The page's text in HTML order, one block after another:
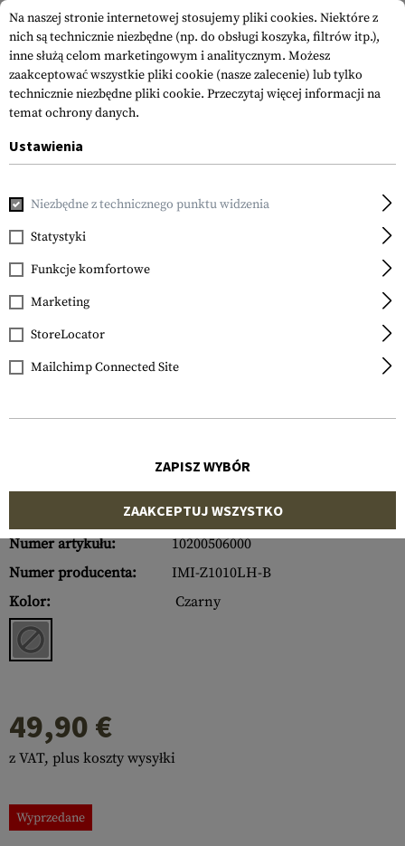
IMI Defense
Roto Paddle Holster for
Glock 17 Left Side
Numer artykułu:
10200506000
Numer producenta:
IMI-Z1010LH-B
Kolor:
Czarny
49,90 €
z VAT, plus koszty wysyłki
Wyprzedane
Na naszej stronie internetowej stosujemy pliki cookies. Niektóre z
nich są technicznie niezbędne (np. do obsługi koszyka, filtrów itp.),
inne służą celom marketingowym i analitycznym. Możesz
zaakceptować wszystkie pliki cookie (nasze zalecenie) lub tylko
technicznie niezbędne pliki cookie. Przeczytaj więcej informacji na
temat ochrony danych.
Ustawienia
Niezbędne z technicznego punktu widzenia
Statystyki
Funkcje komfortowe
Marketing
StoreLocator
Mailchimp Connected Site
ZAPISZ WYBÓR
ZAAKCEPTUJ WSZYSTKO